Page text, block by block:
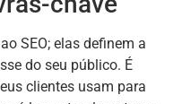
SEO; elas definem a
do seu público. É
clientes usam para